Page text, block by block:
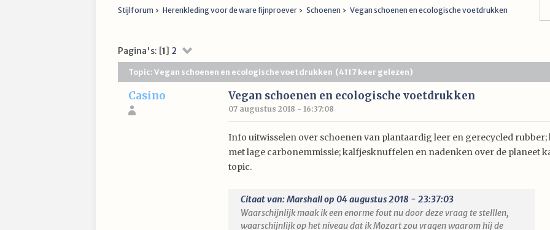
Stijlforum › Herenkleding voor de ware fijnproever› Schoenen › Vegan schoenen en ecologische voetdrukken
Pagina's: [1] 2
Topic: Vegan schoenen en ecologische voetdrukken (4117 keer gelezen)
Casino Vegan schoenen en ecologische voetdrukken
07 augustus 2018 - 16:37:08
Info uitwisselen over schoenen van plantaardig leer en gerecycled
met lage carbonemmissie; kalfjesknuffelen en nadenken over de planeet
topic.
Citaat van: Marshall op 04 augustus 2018 - 23:37:03
Waarschijnlijk maak ik een enorme fout nu door deze vraag te stelllen,
waarschijnlijk op het niveau dat ik Mozart zou vragen waarom hij de